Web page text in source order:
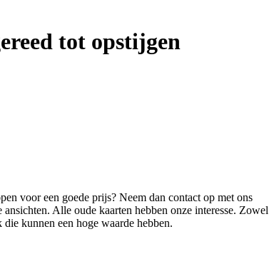
tot opstijgen
voor een goede prijs? Neem dan contact op met ons
Alle oude kaarten hebben onze interesse. Zowel
kunnen een hoge waarde hebben.